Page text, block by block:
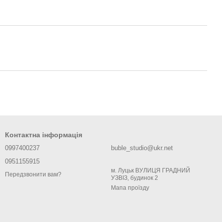
Контактна інформація
0997400237
0951155915
Передзвонити вам?
buble_studio@ukr.net
м. Луцьк ВУЛИЦЯ ГРАДНИЙ
УЗВІЗ, будинок 2
Мапа проїзду